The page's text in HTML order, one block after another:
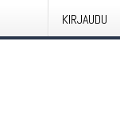
KIRJAUDU